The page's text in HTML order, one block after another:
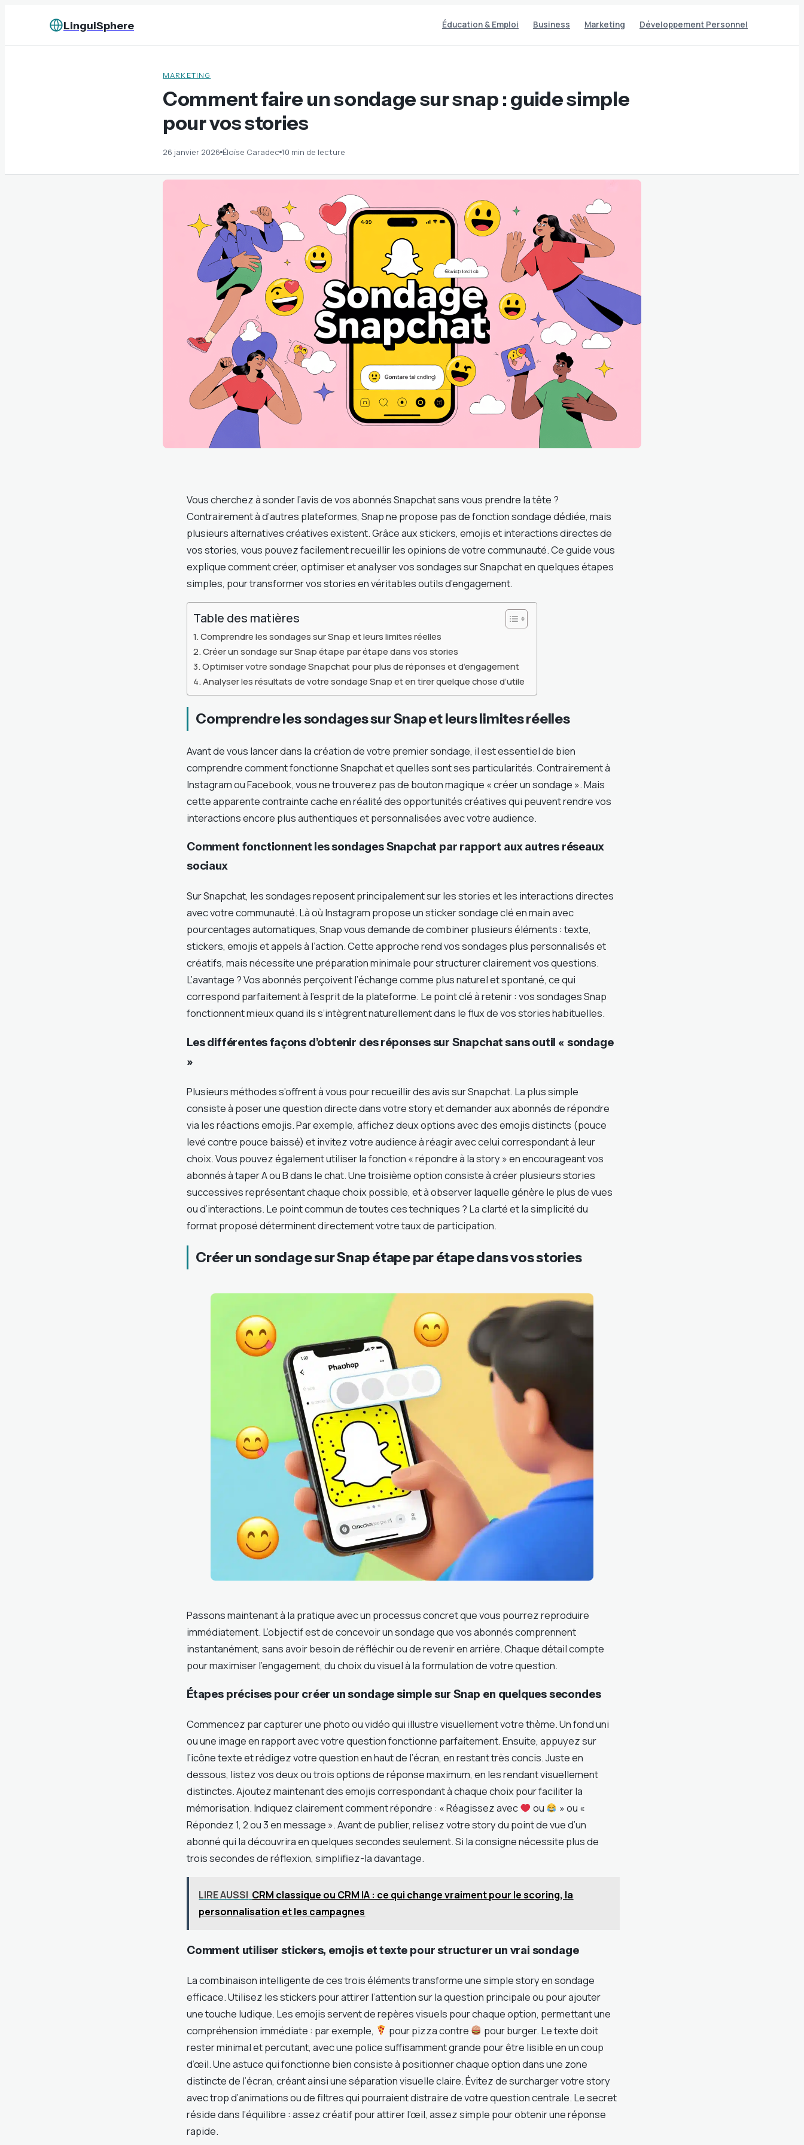
LinguiSphere Éducation & Emploi Business Marketing Développement Personnel
MARKETING
Comment faire un sondage sur snap : guide simple
pour vos stories
26 janvier 2026·Éloïse Caradec·10 min de lecture
Vous cherchez à sonder l’avis de vos abonnés Snapchat sans vous prendre la tête ?
Contrairement à d’autres plateformes, Snap ne propose pas de fonction sondage dédiée, mais
plusieurs alternatives créatives existent. Grâce aux stickers, emojis et interactions directes de
vos stories, vous pouvez facilement recueillir les opinions de votre communauté. Ce guide vous
explique comment créer, optimiser et analyser vos sondages sur Snapchat en quelques étapes
simples, pour transformer vos stories en véritables outils d’engagement.
Table des matières
Comprendre les sondages sur Snap et leurs limites réelles
Créer un sondage sur Snap étape par étape dans vos stories
Optimiser votre sondage Snapchat pour plus de réponses et d’engagement
Analyser les résultats de votre sondage Snap et en tirer quelque chose d’utile
Comprendre les sondages sur Snap et leurs limites réelles
Avant de vous lancer dans la création de votre premier sondage, il est essentiel de bien
comprendre comment fonctionne Snapchat et quelles sont ses particularités. Contrairement à
Instagram ou Facebook, vous ne trouverez pas de bouton magique « créer un sondage ». Mais
cette apparente contrainte cache en réalité des opportunités créatives qui peuvent rendre vos
interactions encore plus authentiques et personnalisées avec votre audience.
Comment fonctionnent les sondages Snapchat par rapport aux autres réseaux
sociaux
Sur Snapchat, les sondages reposent principalement sur les stories et les interactions directes
avec votre communauté. Là où Instagram propose un sticker sondage clé en main avec
pourcentages automatiques, Snap vous demande de combiner plusieurs éléments : texte,
stickers, emojis et appels à l’action. Cette approche rend vos sondages plus personnalisés et
créatifs, mais nécessite une préparation minimale pour structurer clairement vos questions.
L’avantage ? Vos abonnés perçoivent l’échange comme plus naturel et spontané, ce qui
correspond parfaitement à l’esprit de la plateforme. Le point clé à retenir : vos sondages Snap
fonctionnent mieux quand ils s’intègrent naturellement dans le flux de vos stories habituelles.
Les différentes façons d’obtenir des réponses sur Snapchat sans outil « sondage
»
Plusieurs méthodes s’offrent à vous pour recueillir des avis sur Snapchat. La plus simple
consiste à poser une question directe dans votre story et demander aux abonnés de répondre
via les réactions emojis. Par exemple, affichez deux options avec des emojis distincts (pouce
levé contre pouce baissé) et invitez votre audience à réagir avec celui correspondant à leur
choix. Vous pouvez également utiliser la fonction « répondre à la story » en encourageant vos
abonnés à taper A ou B dans le chat. Une troisième option consiste à créer plusieurs stories
successives représentant chaque choix possible, et à observer laquelle génère le plus de vues
ou d’interactions. Le point commun de toutes ces techniques ? La clarté et la simplicité du
format proposé déterminent directement votre taux de participation.
Créer un sondage sur Snap étape par étape dans vos stories
Passons maintenant à la pratique avec un processus concret que vous pourrez reproduire
immédiatement. L’objectif est de concevoir un sondage que vos abonnés comprennent
instantanément, sans avoir besoin de réfléchir ou de revenir en arrière. Chaque détail compte
pour maximiser l’engagement, du choix du visuel à la formulation de votre question.
Étapes précises pour créer un sondage simple sur Snap en quelques secondes
Commencez par capturer une photo ou vidéo qui illustre visuellement votre thème. Un fond uni
ou une image en rapport avec votre question fonctionne parfaitement. Ensuite, appuyez sur
l’icône texte et rédigez votre question en haut de l’écran, en restant très concis. Juste en
dessous, listez vos deux ou trois options de réponse maximum, en les rendant visuellement
distinctes. Ajoutez maintenant des emojis correspondant à chaque choix pour faciliter la
mémorisation. Indiquez clairement comment répondre : « Réagissez avec
ou
» ou «
Répondez 1, 2 ou 3 en message ». Avant de publier, relisez votre story du point de vue d’un
abonné qui la découvrira en quelques secondes seulement. Si la consigne nécessite plus de
trois secondes de réflexion, simplifiez-la davantage.
LIRE AUSSI CRM classique ou CRM IA : ce qui change vraiment pour le scoring, la
personnalisation et les campagnes
Comment utiliser stickers, emojis et texte pour structurer un vrai sondage
La combinaison intelligente de ces trois éléments transforme une simple story en sondage
efficace. Utilisez les stickers pour attirer l’attention sur la question principale ou pour ajouter
une touche ludique. Les emojis servent de repères visuels pour chaque option, permettant une
compréhension immédiate : par exemple,
pour pizza contre
pour burger. Le texte doit
rester minimal et percutant, avec une police suffisamment grande pour être lisible en un coup
d’œil. Une astuce qui fonctionne bien consiste à positionner chaque option dans une zone
distincte de l’écran, créant ainsi une séparation visuelle claire. Évitez de surcharger votre story
avec trop d’animations ou de filtres qui pourraient distraire de votre question centrale. Le secret
réside dans l’équilibre : assez créatif pour attirer l’œil, assez simple pour obtenir une réponse
rapide.